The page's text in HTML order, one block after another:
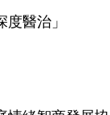
醫治」